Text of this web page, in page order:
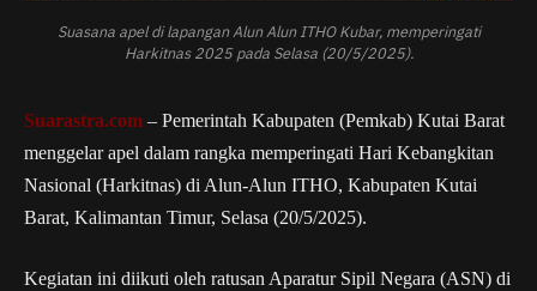
Suasana apel di lapangan Alun Alun ITHO Kubar, memperingati
Harkitnas 2025 pada Selasa (20/5/2025).
Suarastra.com – Pemerintah Kabupaten (Pemkab) Kutai Barat
menggelar apel dalam rangka memperingati Hari Kebangkitan
Nasional (Harkitnas) di Alun-Alun ITHO, Kabupaten Kutai
Barat, Kalimantan Timur, Selasa (20/5/2025).
Kegiatan ini diikuti oleh ratusan Aparatur Sipil Negara (ASN) di